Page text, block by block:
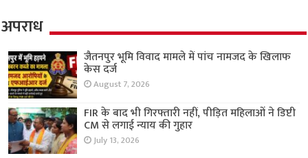
अपराध
जैतनपुर भूमि विवाद मामले में पांच नामजद के खिलाफ
केस दर्ज
August 7, 2026
FIR के बाद भी गिरफ्तारी नहीं, पीड़ित महिलाओं ने डिप्टी
CM से लगाई न्याय की गुहार
July 13, 2026